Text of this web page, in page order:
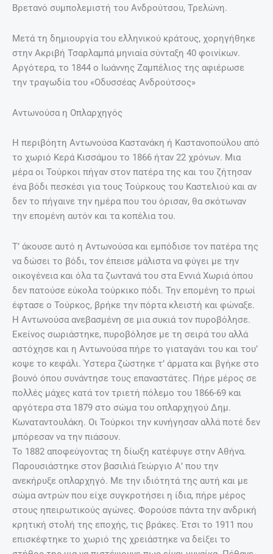
Βρετανό συμπολεμιστή του Ανδρούτσου, Τρελώνη.
Μετά τη δημιουργία του ελληνικού κράτους, χορηγήθηκε
στην Ακριβή Τσαρλαμπά μηνιαία σύνταξη 40 φοινίκων.
Αργότερα, το 1844 ο Ιωάννης Ζαμπέλιος της αφιέρωσε
την τραγωδία του «Οδυσσέας Ανδρούτσος»
Αντωνούσα η Οπλαρχηγός
Η περιβόητη Αντωνούσα Καστανάκη ή Καστανοπούλου από
το χωριό Κερά Κισσάμου το 1866 ήταν 22 χρόνων. Μια
μέρα οι Τούρκοι πήγαν στον πατέρα της και του ζήτησαν
ένα βόδι πεσκέσι για τους Τούρκους του Καστελιού και αν
δεν το πήγαινε την ημέρα που του όρισαν, θα σκότωναν
την επομένη αυτόν και τα κοπέλια του.
Τʼ άκουσε αυτό η Αντωνούσα και εμπόδισε τον πατέρα της
να δώσει το βόδι, τον έπεισε μάλιστα να φύγει με την
οικογένεια και όλα τα ζωντανά του στα Εννιά Χωριά όπου
δεν πατούσε εύκολα τούρκικο πόδι. Την επομένη το πρωί
έφτασε ο Τούρκος, βρήκε την πόρτα κλειστή και φώναξε.
Η Αντωνούσα ανεβασμένη σε μια συκιά τον πυροβόλησε.
Εκείνος σωριάστηκε, πυροβόλησε με τη σειρά του αλλά
αστόχησε και η Αντωνούσα πήρε το γιαταγάνι του και τουʼ
κοψε το κεφάλι. Ύστερα ζώστηκε τʼ άρματα και βγήκε στο
βουνό όπου συνάντησε τους επαναστάτες. Πήρε μέρος σε
πολλές μάχες κατά τον τριετή πόλεμο του 1866-69 και
αργότερα στα 1879 στο σώμα του οπλαρχηγού Δημ.
Κωναταντουλάκη. Οι Τούρκοι την κυνήγησαν αλλά ποτέ δεν
μπόρεσαν να την πιάσουν.
Το 1882 αποφεύγοντας τη δίωξη κατέφυγε στην Αθήνα.
Παρουσιάστηκε στον βασιλιά Γεώργιο Αʼ που την
ανεκήρυξε οπλαρχηγό. Με την ιδιότητά της αυτή και με
σώμα αντρών που είχε συγκροτήσει η ίδια, πήρε μέρος
στους ηπειρωτικούς αγώνες. Φορούσε πάντα την ανδρική
κρητική στολή της εποχής, τις βράκες. Έτσι το 1911 που
επισκέφτηκε το χωριό της χρειάστηκε να δείξει το